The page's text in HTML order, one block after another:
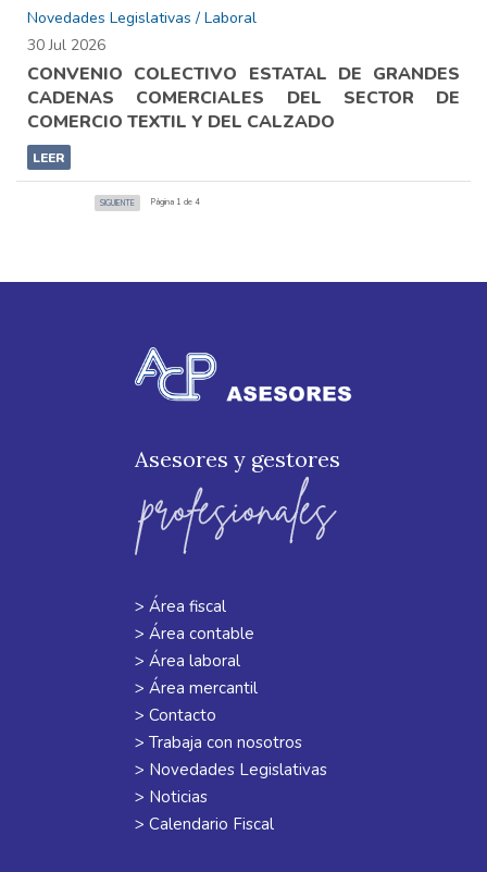
Novedades Legislativas / Laboral
30 Jul 2026
CONVENIO COLECTIVO ESTATAL DE GRANDES
CADENAS COMERCIALES DEL SECTOR DE
COMERCIO TEXTIL Y DEL CALZADO
LEER
SIGUIENTE Página 1 de 4
Asesores y gestores
> Área fiscal
> Área contable
> Área laboral
> Área mercantil
> Contacto
> Trabaja con nosotros
> Novedades Legislativas
> Noticias
> Calendario Fiscal